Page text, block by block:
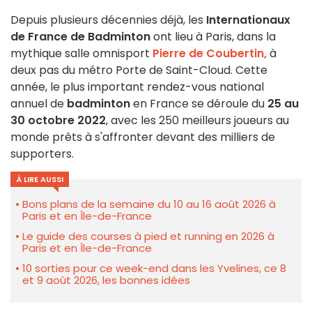
Depuis plusieurs décennies déjà, les Internationaux
de France de Badmintonont lieu à Paris, dans la
mythique salle omnisport Pierre de Coubertin,à
deux pas du métro Porte de Saint-Cloud. Cette
année, le plus important rendez-vous national
annuel de badmintonen France se déroule du 25 au
30 octobre 2022, avec les 250 meilleurs joueurs au
monde prêts à s'affronter devant des milliers de
supporters.
À LIRE AUSSI
Bons plans de la semaine du 10 au 16 août 2026 à
Paris et en Île-de-France
Le guide des courses à pied et running en 2026 à
Paris et en Île-de-France
10 sorties pour ce week-end dans les Yvelines, ce 8
et 9 août 2026, les bonnes idées